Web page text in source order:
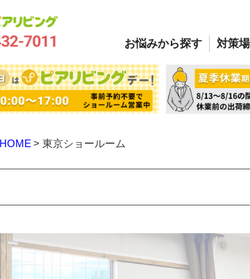
お悩みから探す 対策
HOME 東京ショールーム